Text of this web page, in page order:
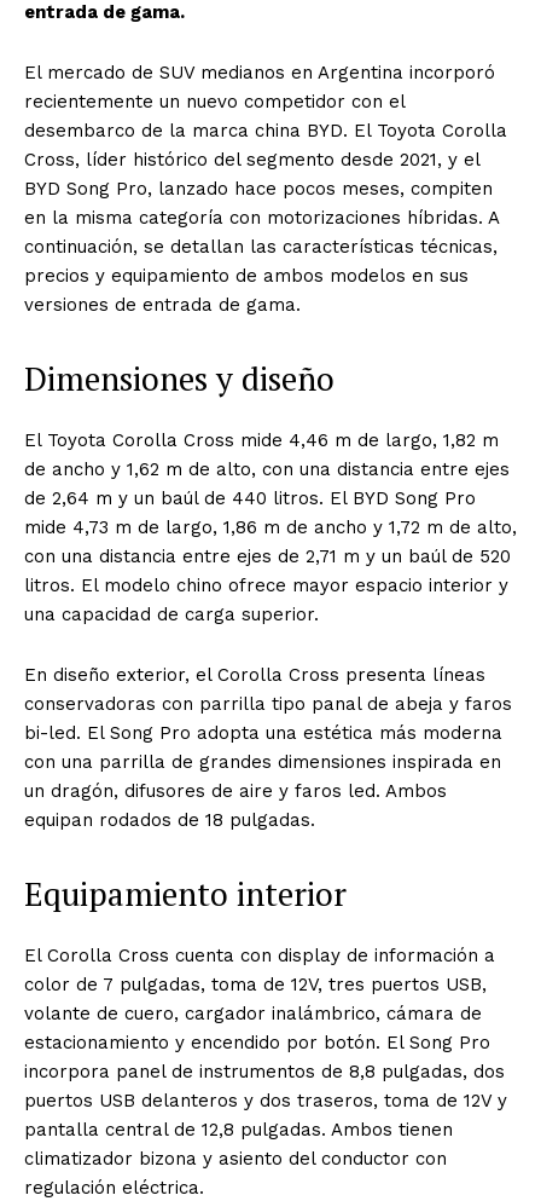
entrada de gama.
El mercado de SUV medianos en Argentina incorporó
recientemente un nuevo competidor con el
desembarco de la marca china BYD. El Toyota Corolla
Cross, líder histórico del segmento desde 2021, y el
BYD Song Pro, lanzado hace pocos meses, compiten
en la misma categoría con motorizaciones híbridas. A
continuación, se detallan las características técnicas,
precios y equipamiento de ambos modelos en sus
versiones de entrada de gama.
Dimensiones y diseño
El Toyota Corolla Cross mide 4,46 m de largo, 1,82 m
de ancho y 1,62 m de alto, con una distancia entre ejes
de 2,64 m y un baúl de 440 litros. El BYD Song Pro
mide 4,73 m de largo, 1,86 m de ancho y 1,72 m de alto,
con una distancia entre ejes de 2,71 m y un baúl de 520
litros. El modelo chino ofrece mayor espacio interior y
una capacidad de carga superior.
En diseño exterior, el Corolla Cross presenta líneas
conservadoras con parrilla tipo panal de abeja y faros
bi-led. El Song Pro adopta una estética más moderna
con una parrilla de grandes dimensiones inspirada en
un dragón, difusores de aire y faros led. Ambos
equipan rodados de 18 pulgadas.
Equipamiento interior
El Corolla Cross cuenta con display de información a
color de 7 pulgadas, toma de 12V, tres puertos USB,
volante de cuero, cargador inalámbrico, cámara de
estacionamiento y encendido por botón. El Song Pro
incorpora panel de instrumentos de 8,8 pulgadas, dos
puertos USB delanteros y dos traseros, toma de 12V y
pantalla central de 12,8 pulgadas. Ambos tienen
climatizador bizona y asiento del conductor con
regulación eléctrica.